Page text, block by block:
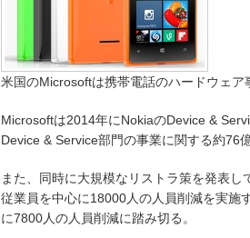
米国のMicrosoftは携帯電話のハードウェア
Microsoftは2014年にNokiaのDevice &
Device & Service部門の事業に関する約76
また、同時に大規模なリストラ策を発表
従業員を中心に18000人の人員削減を実施
に7800人の人員削減に踏み切る。